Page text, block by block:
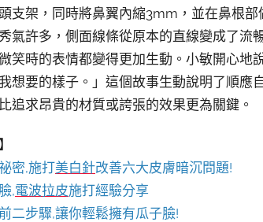
支架，同時將鼻翼內縮3mm，並在鼻根
氣許多，側面線條從原本的直線變成了流
笑時的表情都變得更加生動。小敏開心地
想要的樣子。」這個故事生動說明了順應
追求昂貴的材質或誇張的效果更為關鍵。
密,施打美白針改善六大皮膚暗沉問題!
,電波拉皮施打經驗分享
二步驟,讓你輕鬆擁有瓜子臉!